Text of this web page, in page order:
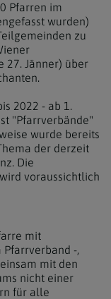
Pfarren im
wurden)
zu
27. Jänner) über
2022 - ab 1.
"Pfarrverbände"
wurde bereits
der derzeit
Die
voraussichtlich
mit
-,
mit den
nicht einer
für alle